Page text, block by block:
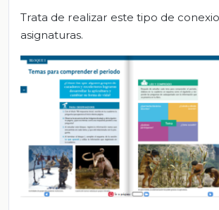
Trata de realizar este tipo de
asignaturas.